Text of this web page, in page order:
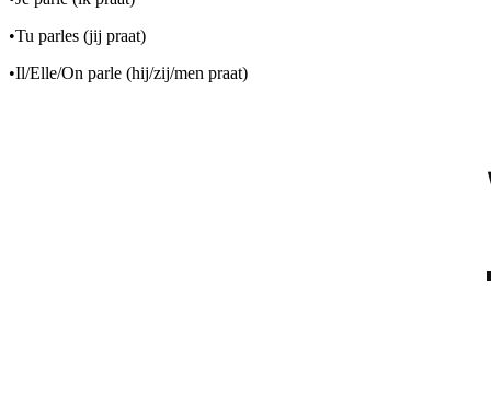
•Tu parles (jij praat)
•Il/Elle/On parle (hij/zij/men praat)